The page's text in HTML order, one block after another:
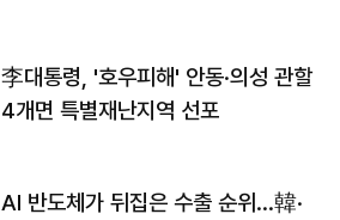
李대통령, '호우피해' 안동·의성 관할
4개면 특별재난지역 선포
AI 반도체가 뒤집은 수출 순위…韓·